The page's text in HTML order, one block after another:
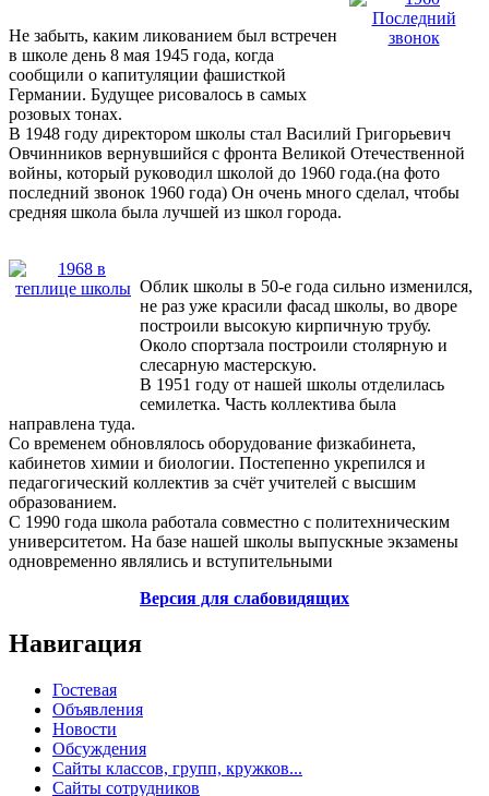
Не забыть, каким ликованием был встречен
в школе день 8 мая 1945 года, когда
сообщили о капитуляции фашисткой
Германии. Будущее рисовалось в самых
розовых тонах.
В 1948 году директором школы стал Василий Григорьевич
Овчинников вернувшийся с фронта Великой Отечественной
войны, который руководил школой до 1960 года.(на фото
последний звонок 1960 года) Он очень много сделал, чтобы
средняя школа была лучшей из школ города.
Облик школы в 50-е года сильно изменился,
не раз уже красили фасад школы, во дворе
построили высокую кирпичную трубу.
Около спортзала построили столярную и
слесарную мастерскую.
В 1951 году от нашей школы отделилась
семилетка. Часть коллектива была
направлена туда.
Со временем обновлялось оборудование физкабинета,
кабинетов химии и биологии. Постепенно укрепился и
педагогический коллектив за счёт учителей с высшим
образованием.
С 1990 года школа работала совместно с политехническим
университетом. На базе нашей школы выпускные экзамены
одновременно являлись и вступительными
Версия для слабовидящих
Навигация
Гостевая
Объявления
Новости
Обсуждения
Сайты классов, групп, кружков...
Сайты сотрудников